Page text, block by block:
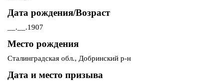
Дата рождения/Возраст
__.__.1907
Место рождения
Сталинградская обл., Добринский р-н
Дата и место призыва